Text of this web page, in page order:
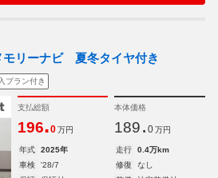
モリーナビ 夏冬タイヤ付き
プラン付き
支払総額
196.0 万円
本体価格
189. 0 万円
年式 2025年 走行
0.4万km
車検
'28/7 修復
なし